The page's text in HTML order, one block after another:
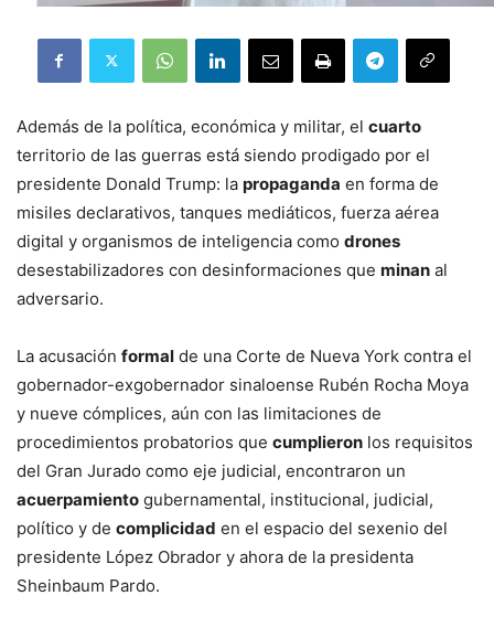
Además de la política, económica y militar, el cuarto
territorio de las guerras está siendo prodigado por el
presidente Donald Trump: la propaganda en forma de
misiles declarativos, tanques mediáticos, fuerza aérea
digital y organismos de inteligencia como drones
desestabilizadores con desinformaciones que minan al
adversario.
La acusación formal de una Corte de Nueva York contra el
gobernador-exgobernador sinaloense Rubén Rocha Moya
y nueve cómplices, aún con las limitaciones de
procedimientos probatorios que cumplieron los requisitos
del Gran Jurado como eje judicial, encontraron un
acuerpamiento gubernamental, institucional, judicial,
político y de complicidad en el espacio del sexenio del
presidente López Obrador y ahora de la presidenta
Sheinbaum Pardo.